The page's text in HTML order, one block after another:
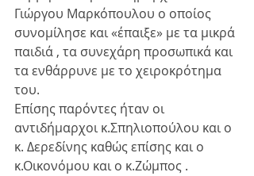
Γιώργου Μαρκόπουλου ο οποίος
συνομίλησε και «έπαιξε» με τα μικρά
παιδιά , τα συνεχάρη προσωπικά και
τα ενθάρρυνε με το χειροκρότημα
του.
Επίσης παρόντες ήταν οι
αντιδήμαρχοι κ.Σπηλιοπούλου και ο
κ. Δερεδίνης καθώς επίσης και ο
κ.Οικονόμου και ο κ.Ζώμπος .